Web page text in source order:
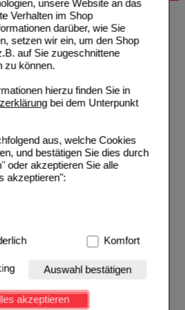
unsere Website an das
Verhalten im Shop
darüber, wie Sie
setzen wir ein, um den Shop
auf Sie zugeschnittene
zu können.
hierzu finden Sie in
bei dem Unterpunkt
aus, welche Cookies
und bestätigen Sie dies durch
oder akzeptieren Sie alle
akzeptieren":
Hierbei handelt es sich um
(z.B. Navigation, Warenkorb,
auf diese nicht verzichtet
Komfort
Auswahl bestätigen
akzeptieren
Hilfe zur Anmeldung
Hilfe zum Bestellvorgang
Zahlungsmöglichkeiten
Rezepte einlösen
Freiumschläge anfordern
Auslandsbestellung
Reklamation
Widerrufsformular
Bestellschein